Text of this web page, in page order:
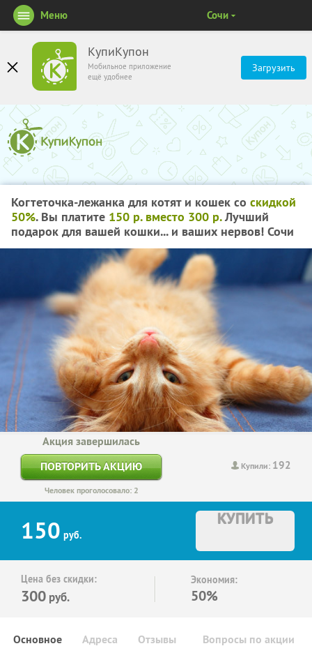
КупиКупон
Мобильное приложение
ещё удобнее
Загрузить
Меню Сочи
Когтеточка-лежанка для котят и кошек со скидкой
50%. Вы платите 150 р. вместо 300 р.Лучший
подарок для вашей кошки... и ваших нервов! Сочи
Купили: 192
Акция завершилась
ПОВТОРИТЬ АКЦИЮ
Человек проголосовало: 2
150 руб.
КУПИТЬ
Цена без скидки:
300 руб.
Экономия:
50%
Основное Отзывы Вопросы по акции
Адреса